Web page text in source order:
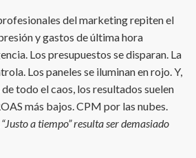
del marketing repiten el
y gastos de última hora
Los presupuestos se disparan. La
Los paneles se iluminan en rojo. Y,
todo el caos, los resultados suelen
más bajos. CPM por las nubes.
“Justo a tiempo” resulta ser demasiado